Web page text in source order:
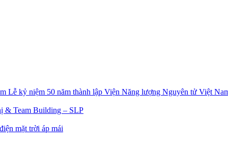
Lễ kỷ niệm 50 năm thành lập Viện Năng lượng Nguyên tử Việt
& Team Building – SLP
mặt trời áp mái